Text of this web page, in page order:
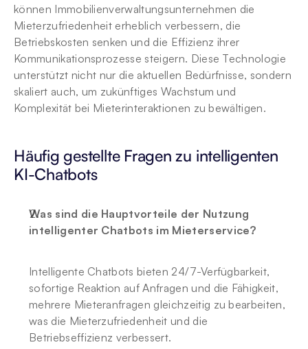
können Immobilienverwaltungsunternehmen die
Mieterzufriedenheit erheblich verbessern, die
Betriebskosten senken und die Effizienz ihrer
Kommunikationsprozesse steigern. Diese Technologie
unterstützt nicht nur die aktuellen Bedürfnisse, sondern
skaliert auch, um zukünftiges Wachstum und
Komplexität bei Mieterinteraktionen zu bewältigen.
Häufig gestellte Fragen zu intelligenten
KI-Chatbots
Was sind die Hauptvorteile der Nutzung
intelligenter Chatbots im Mieterservice?
Intelligente Chatbots bieten 24/7-Verfügbarkeit,
sofortige Reaktion auf Anfragen und die Fähigkeit,
mehrere Mieteranfragen gleichzeitig zu bearbeiten,
was die Mieterzufriedenheit und die
Betriebseffizienz verbessert.